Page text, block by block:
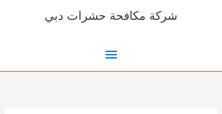
شركة مكافحة حشرات دبي
القائمة